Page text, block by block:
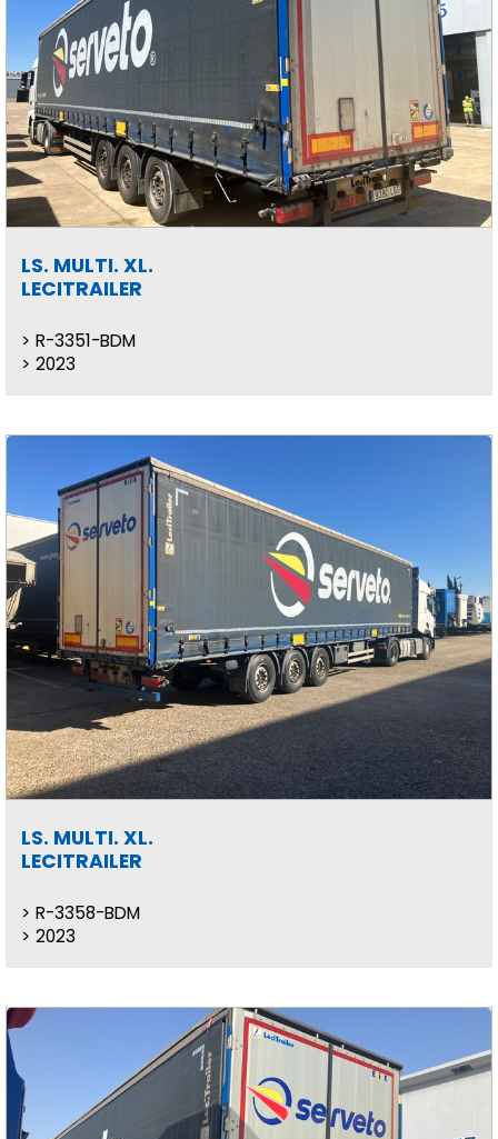
LS. MULTI. XL.
LECITRAILER
R-3351-BDM
2023
LS. MULTI. XL.
LECITRAILER
R-3358-BDM
2023